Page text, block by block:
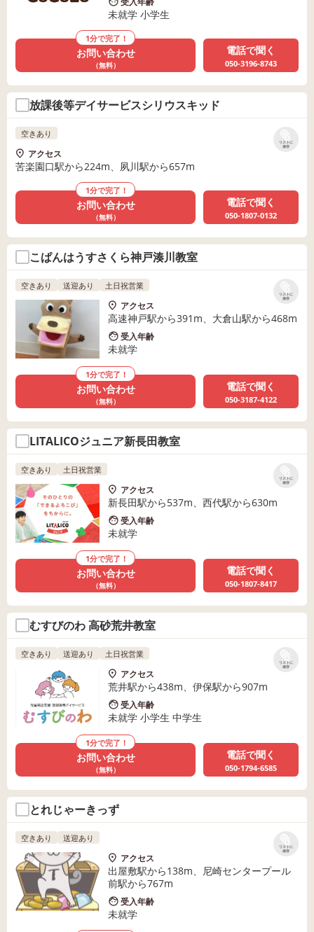
未就学 小学生
1分で完了！
お問い合わせ
（無料）
電話で聞く
050-3196-8743
放課後等デイサービスシリウスキッド
リストに
保存
空きあり
アクセス
苦楽園口駅から224m、夙川駅から657m
1分で完了！
お問い合わせ
（無料）
電話で聞く
050-1807-0132
こぱんはうすさくら神戸湊川教室
リストに
保存
空きあり 送迎あり 土日祝営業
アクセス
高速神戸駅から391m、大倉山駅から468m
受入年齢
未就学
1分で完了！
お問い合わせ
（無料）
電話で聞く
050-3187-4122
LITALICOジュニア新長田教室
リストに
保存
空きあり 土日祝営業
アクセス
新長田駅から537m、西代駅から630m
受入年齢
未就学
1分で完了！
お問い合わせ
（無料）
電話で聞く
050-1807-8417
むすびのわ 高砂荒井教室
リストに
保存
空きあり 送迎あり 土日祝営業
アクセス
荒井駅から438m、伊保駅から907m
受入年齢
未就学 小学生 中学生
1分で完了！
お問い合わせ
（無料）
電話で聞く
050-1794-6585
とれじゃーきっず
リストに
保存
空きあり 送迎あり
アクセス
出屋敷駅から138m、尼崎センタープール
前駅から767m
受入年齢
未就学